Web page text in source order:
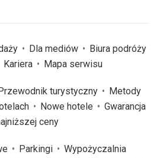
Dla mediów
Biura podróży
Kariera Mapa serwisu
turystyczny
Metody
Nowe hotele
Gwarancja
ceny
Parkingi
Wypożyczalnia